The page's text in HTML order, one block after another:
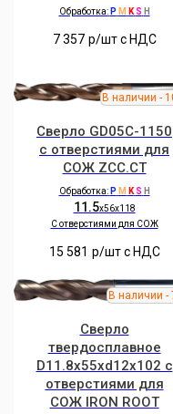
Обработка: P M K S H
7 357 р/шт c НДС
Сверло GD05C-1150
с отверстиями для
СОЖ ZCC.CT
Обработка: P M K S H
11.5x56x118
C отверстиями для СОЖ
15 581 р/шт c НДС
Сверло
твердосплавное
D11.8x55xd12x102 с
отверстиями для
СОЖ IRON ROOT